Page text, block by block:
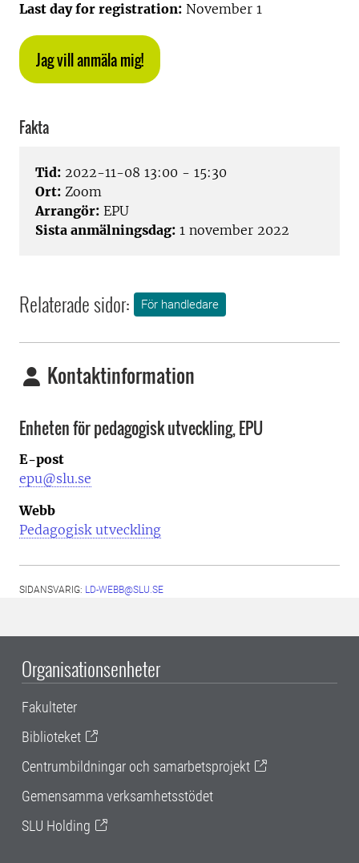
Last day for registration: November 1
Jag vill anmäla mig!
Fakta
Tid: 2022-11-08 13:00 - 15:30
Ort: Zoom
Arrangör: EPU
Sista anmälningsdag: 1 november 2022
Relaterade sidor: För handledare
Kontaktinformation
Enheten för pedagogisk utveckling, EPU
E-post
epu@slu.se
Webb
Pedagogisk utveckling
SIDANSVARIG: LD-WEBB@SLU.SE
Organisationsenheter
Fakulteter
Biblioteket
Centrumbildningar och samarbetsprojekt
Gemensamma verksamhetsstödet
SLU Holding